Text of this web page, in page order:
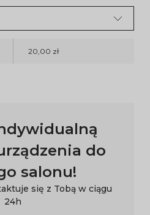
20,00 zł
do
salonu!
się z Tobą w ciągu
24h